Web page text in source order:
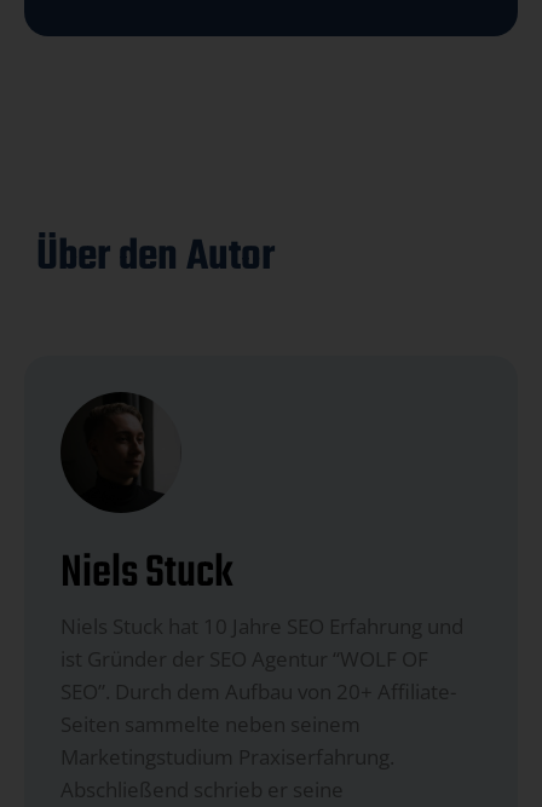
Über den Autor
Niels Stuck
Niels Stuck hat 10 Jahre SEO Erfahrung und
ist Gründer der SEO Agentur “WOLF OF
SEO”. Durch dem Aufbau von 20+ Affiliate-
Seiten sammelte neben seinem
Marketingstudium Praxiserfahrung.
Abschließend schrieb er seine